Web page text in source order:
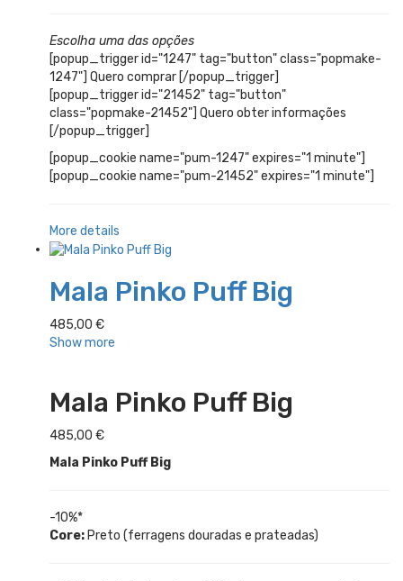
Escolha uma das opções
[popup_trigger id="1247" tag="button" class="popmake-
1247"] Quero comprar [/popup_trigger]
[popup_trigger id="21452" tag="button"
class="popmake-21452"] Quero obter informações
[/popup_trigger]
[popup_cookie name="pum-1247" expires="1 minute"]
[popup_cookie name="pum-21452" expires="1 minute"]
More details
Mala Pinko Puff Big
485,00 €
Show more
Mala Pinko Puff Big
485,00 €
Mala Pinko Puff Big
-10%*
Core: Preto (ferragens douradas e prateadas)